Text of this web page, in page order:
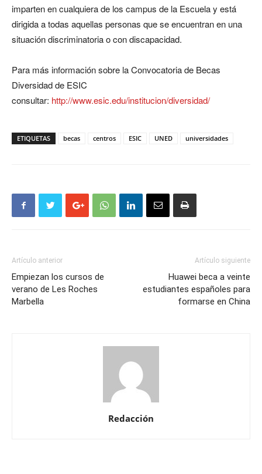
imparten en cualquiera de los campus de la Escuela y está
dirigida a todas aquellas personas que se encuentran en una
situación discriminatoria o con discapacidad.
Para más información sobre la Convocatoria de Becas
Diversidad de ESIC
consultar: http://www.esic.edu/institucion/diversidad/
ETIQUETAS becas centros ESIC UNED universidades
Artículo anterior
Empiezan los cursos de
verano de Les Roches
Marbella
Artículo siguiente
Huawei beca a veinte
estudiantes españoles para
formarse en China
Redacción